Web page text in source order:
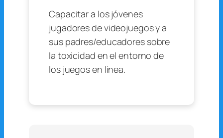
Capacitar a los jóvenes
jugadores de videojuegos y a
sus padres/educadores sobre
la toxicidad en el entorno de
los juegos en línea.